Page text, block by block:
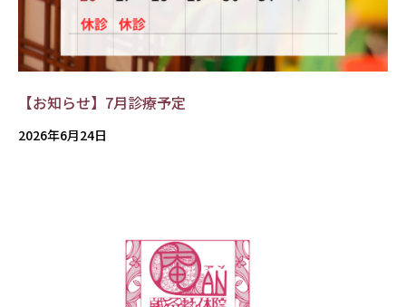
【お知らせ】7月診療予定
2026年6月24日